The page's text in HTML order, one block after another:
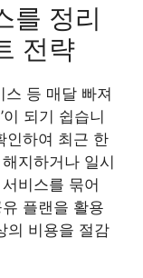
를 정리
전략
스 등 매달 빠져
이 되기 쉽습니
인하여 최근 한
지하거나 일시
비스를 묶어
플랜을 활용
의 비용을 절감